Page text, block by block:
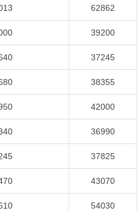
62862
39200
37245
38355
42000
36990
37825
43070
54030